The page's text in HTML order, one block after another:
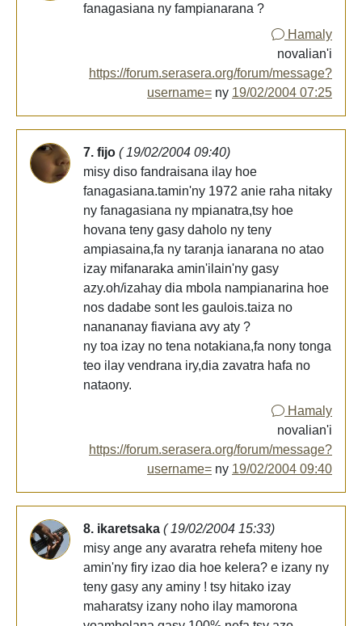
fanagasiana ny fampianarana ?
Hamaly
novalian'i
https://forum.serasera.org/forum/message?
username= ny 19/02/2004 07:25
7. fijo ( 19/02/2004 09:40)
misy diso fandraisana ilay hoe
fanagasiana.tamin'ny 1972 anie raha nitaky
ny fanagasiana ny mpianatra,tsy hoe
hovana teny gasy daholo ny teny
ampiasaina,fa ny taranja ianarana no atao
izay mifanaraka amin'ilain'ny gasy
azy.oh/izahay dia mbola nampianarina hoe
nos dadabe sont les gaulois.taiza no
nanananay fiaviana avy aty ?
ny toa izay no tena notakiana,fa nony tonga
teo ilay vendrana iry,dia zavatra hafa no
nataony.
Hamaly
novalian'i
https://forum.serasera.org/forum/message?
username= ny 19/02/2004 09:40
8. ikaretsaka ( 19/02/2004 15:33)
misy ange any avaratra rehefa miteny hoe
amin'ny firy izao dia hoe kelera? e izany ny
teny gasy any aminy ! tsy hitako izay
maharatsy izany noho ilay mamorona